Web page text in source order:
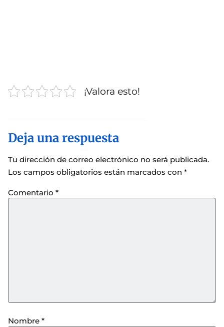
¡Valora esto!
Deja una respuesta
Tu dirección de correo electrónico no será publicada.
Los campos obligatorios están marcados con *
Comentario *
Nombre *